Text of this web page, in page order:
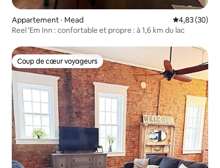
Appartement ⋅ Mead Évaluation
4,83 (30)
Reel 'Em Inn : confortable et propre : à 1,6 km du lac
Coup de cœur voyageurs
Coup de cœur voyageurs